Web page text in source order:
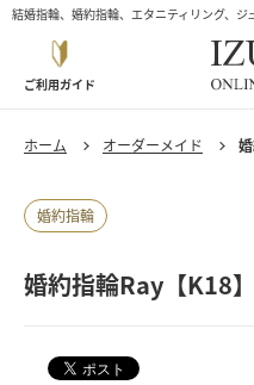
結婚指輪、婚約指輪、エタニティリング、
ご利用ガイド
ホーム オーダーメイド
婚約指輪
婚約指輪Ray【K18